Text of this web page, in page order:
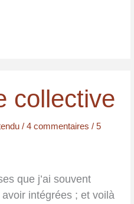
collective
/ 4 commentaires / 5
que j’ai souvent
intégrées ; et voilà